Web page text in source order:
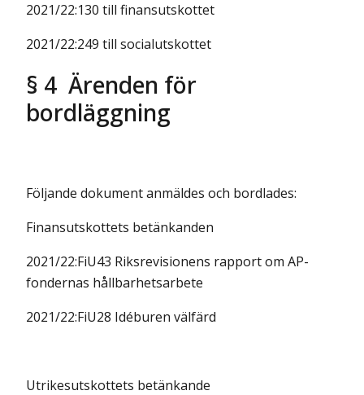
2021/22:130 till finansutskottet
2021/22:249 till socialutskottet
§ 4 Ärenden för
bordläggning
Följande dokument anmäldes och bordlades:
Finansutskottets betänkanden
2021/22:FiU43 Riksrevisionens rapport om AP-
fondernas hållbarhetsarbete
2021/22:FiU28 Idéburen välfärd
Utrikesutskottets betänkande